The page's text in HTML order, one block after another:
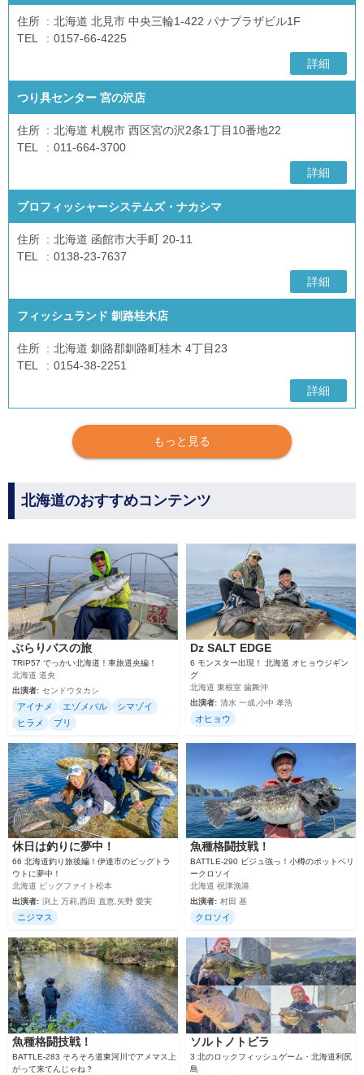
住所
北海道 北見市 中央三輪1-422 パナプラザビル1F
TEL
0157-66-4225
詳細
つり具センター 宮の沢店
住所
北海道 札幌市 西区宮の沢2条1丁目10番地22
TEL
011-664-3700
詳細
プロフィッシャーシステムズ・ナカシマ
住所
北海道 函館市大手町 20-11
TEL
0138-23-7637
詳細
フィッシュランド 釧路桂木店
住所
北海道 釧路郡釧路町桂木 4丁目23
TEL
0154-38-2251
詳細
もっと見る
北海道のおすすめコンテンツ
ぶらりバスの旅
TRIP57 でっかい北海道！車旅道央編！
北海道 道央
出演者: センドウタカシ
アイナメ エゾメバル
シマゾイ
ヒラメ
ブリ
Dz SALT EDGE
6 モンスター出現！ 北海道 オヒョウジギン
グ
北海道 東根室 歯舞沖
出演者: 清水 一成,小中 孝浩
オヒョウ
休日は釣りに夢中！
66 北海道釣り旅後編！伊達市のビッグトラ
ウトに夢中！
北海道 ビッグファイト松本
出演者: 渕上 万莉,西田 直恵,矢野 愛実
ニジマス
魚種格闘技戦！
BATTLE-290 ビジュ強っ！小樽のポットベリ
ークロソイ
北海道 祝津漁港
出演者: 村田 基
クロソイ
魚種格闘技戦！
BATTLE-283 そろそろ道東河川でアメマス上
がって来てんじゃね？
ソルトノトビラ
3 北のロックフィッシュゲーム・北海道利尻
島